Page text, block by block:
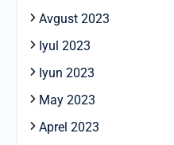
Avgust 2023
Iyul 2023
Iyun 2023
May 2023
Aprel 2023